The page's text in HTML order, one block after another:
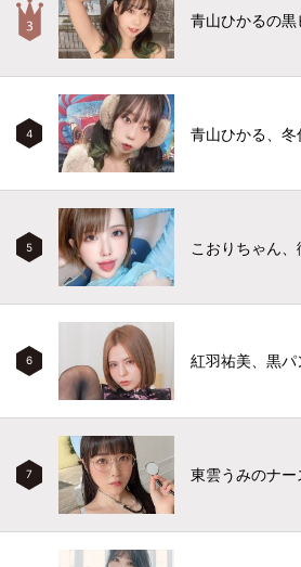
青山ひかるの黒
4 青山ひかる、冬
5 こおりちゃん
6 紅羽祐美、黒
7 東雲うみのナ